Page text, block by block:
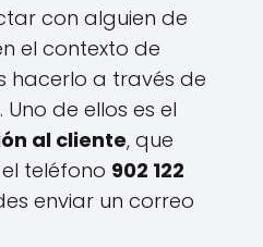
con alguien de
el contexto de
hacerlo a través de
de ellos es el
al cliente, que
teléfono 902 122
enviar un correo